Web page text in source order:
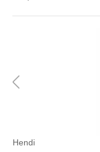
Hendi